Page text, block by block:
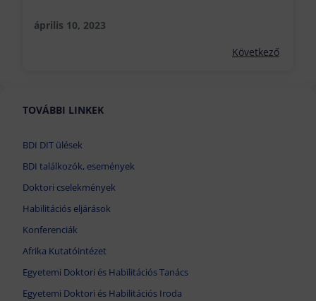
április 10, 2023
Következő
TOVÁBBI LINKEK
BDI DIT ülések
BDI találkozók, események
Doktori cselekmények
Habilitációs eljárások
Konferenciák
Afrika Kutatóintézet
Egyetemi Doktori és Habilitációs Tanács
Egyetemi Doktori és Habilitációs Iroda